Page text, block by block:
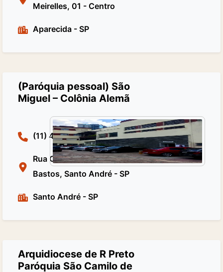
Meirelles, 01 - Centro
Aparecida - SP
(Paróquia pessoal) São
Miguel – Colônia Alemã
(11) 44388196
Rua Centenário, 28 - Vila
Bastos, Santo André - SP
Santo André - SP
Arquidiocese de R Preto
Paróquia São Camilo de